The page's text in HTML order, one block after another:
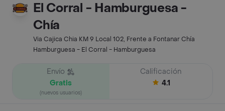
El Corral - Hamburguesa -
Chía
Via Cajica Chia KM 9 Local 102, Frente a Fontanar Chía
Hamburguesa - El Corral - Hamburguesa
Envío
Gratis
(nuevos usuarios)
Calificación
4.1